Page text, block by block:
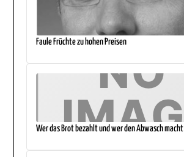
Faule Früchte zu hohen Preisen
Wer das Brot bezahlt und wer den Abwasch macht